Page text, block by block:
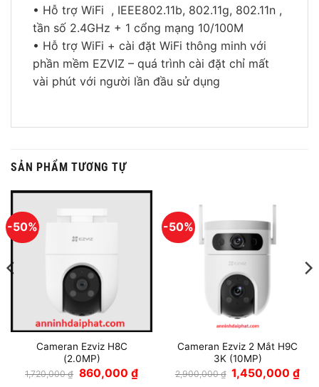
• Hỗ trợ WiFi , IEEE802.11b, 802.11g, 802.11n ,
tần số 2.4GHz + 1 cổng mạng 10/100M
• Hỗ trợ WiFi + cài đặt WiFi thông minh với
phần mềm EZVIZ – quá trình cài đặt chỉ mất
vài phút với người lần đầu sử dụng
SẢN PHẨM TƯƠNG TỰ
-50%
Cameran Ezviz H8C
(2.0MP)
1,720,000₫ Giá
gốc
860,000 ₫Giá
hiện
-50%
Cameran Ezviz 2 Mắt H9C
3K (10MP)
2,900,000₫ Giá
gốc
1,450,000₫Giá